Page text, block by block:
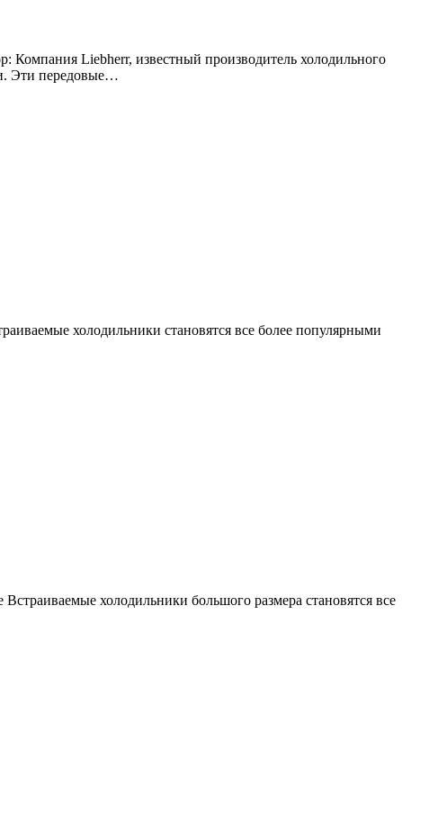
Компания Liebherr, известный производитель холодильного
Эти передовые…
холодильники большого размера становятся все